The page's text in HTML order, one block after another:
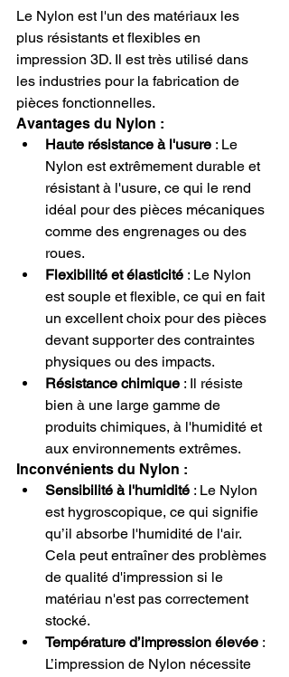
Le Nylon est l'un des matériaux les
plus résistants et flexibles en
impression 3D. Il est très utilisé dans
les industries pour la fabrication de
pièces fonctionnelles.
Avantages du Nylon :
Haute résistance à l'usure : Le
Nylon est extrêmement durable et
résistant à l'usure, ce qui le rend
idéal pour des pièces mécaniques
comme des engrenages ou des
roues.
Flexibilité et élasticité : Le Nylon
est souple et flexible, ce qui en fait
un excellent choix pour des pièces
devant supporter des contraintes
physiques ou des impacts.
Résistance chimique : Il résiste
bien à une large gamme de
produits chimiques, à l'humidité et
aux environnements extrêmes.
Inconvénients du Nylon :
Sensibilité à l'humidité : Le Nylon
est hygroscopique, ce qui signifie
qu’il absorbe l'humidité de l'air.
Cela peut entraîner des problèmes
de qualité d'impression si le
matériau n'est pas correctement
stocké.
Température d’impression élevée :
L’impression de Nylon nécessite